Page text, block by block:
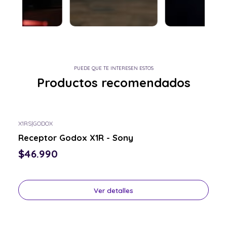
PUEDE QUE TE INTERESEN ESTOS
Productos recomendados
X1RS|GODOX
Receptor Godox X1R - Sony
$46.990
Ver detalles